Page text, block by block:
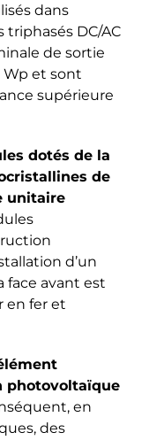
dans
triphasés DC/AC
de sortie
et sont
supérieure
dotés de la
de
unitaire
d’un
face avant est
en fer et
photovoltaïque
en
des